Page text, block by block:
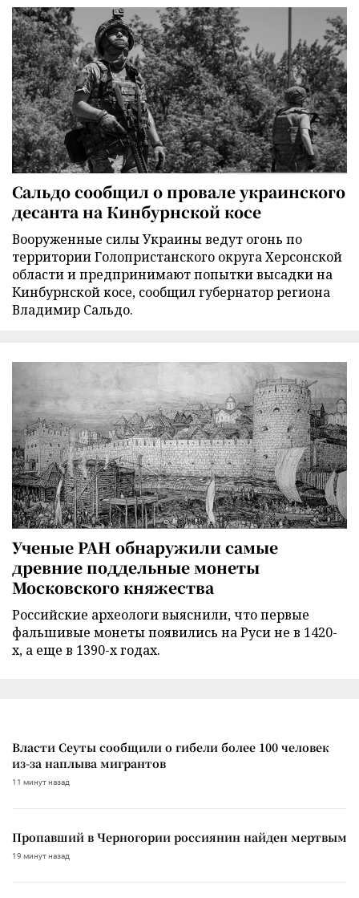
Сальдо сообщил о провале украинского
десанта на Кинбурнской косе
Вооруженные силы Украины ведут огонь по
территории Голопристанского округа Херсонской
области и предпринимают попытки высадки на
Кинбурнской косе, сообщил губернатор региона
Владимир Сальдо.
Ученые РАН обнаружили самые
древние поддельные монеты
Московского княжества
Российские археологи выяснили, что первые
фальшивые монеты появились на Руси не в 1420-
х, а еще в 1390-х годах.
Власти Сеуты сообщили о гибели более 100 человек
из-за наплыва мигрантов
11 минут назад
Пропавший в Черногории россиянин найден мертвым
19 минут назад